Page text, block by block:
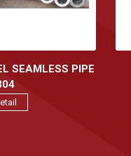
SEAMLESS PIPE